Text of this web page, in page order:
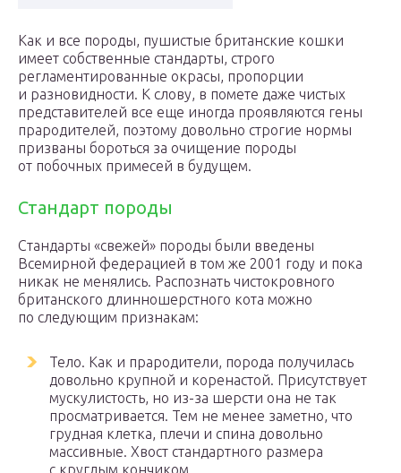
Как и все породы, пушистые британские кошки
имеет собственные стандарты, строго
регламентированные окрасы, пропорции
и разновидности. К слову, в помете даже чистых
представителей все еще иногда проявляются гены
прародителей, поэтому довольно строгие нормы
призваны бороться за очищение породы
от побочных примесей в будущем.
Стандарт породы
Стандарты «свежей» породы были введены
Всемирной федерацией в том же 2001 году и пока
никак не менялись. Распознать чистокровного
британского длинношерстного кота можно
по следующим признакам:
Тело. Как и прародители, порода получилась
довольно крупной и коренастой. Присутствует
мускулистость, но из-за шерсти она не так
просматривается. Тем не менее заметно, что
грудная клетка, плечи и спина довольно
массивные. Хвост стандартного размера
с круглым кончиком.